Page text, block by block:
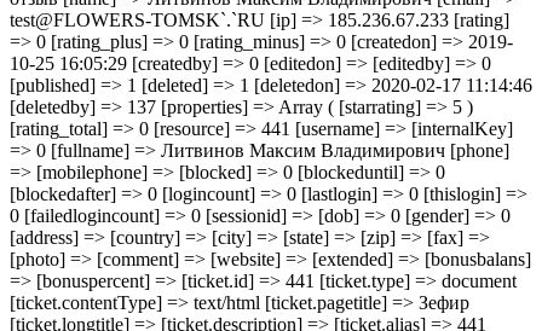
test@FLOWERS-TOMSK`.`RU [ip] => 185.236.67.233 [rating]
=> 0 [rating_plus] => 0 [rating_minus] => 0 [createdon] => 2019-
10-25 16:05:29 [createdby] => 0 [editedon] => [editedby] => 0
[published] => 1 [deleted] => 1 [deletedon] => 2020-02-17 11:14:46
[deletedby] => 137 [properties] => Array ( [starrating] => 5 )
[rating_total] => 0 [resource] => 441 [username] => [internalKey]
=> 0 [fullname] => Литвинов Максим Владимирович [phone]
=> [mobilephone] => [blocked] => 0 [blockeduntil] => 0
[blockedafter] => 0 [logincount] => 0 [lastlogin] => 0 [thislogin] =>
0 [failedlogincount] => 0 [sessionid] => [dob] => 0 [gender] => 0
[address] => [country] => [city] => [state] => [zip] => [fax] =>
[photo] => [comment] => [website] => [extended] => [bonusbalans]
=> [bonuspercent] => [ticket.id] => 441 [ticket.type] => document
[ticket.contentType] => text/html [ticket.pagetitle] => Зефир
[ticket.longtitle] => [ticket.description] => [ticket.alias] => 441